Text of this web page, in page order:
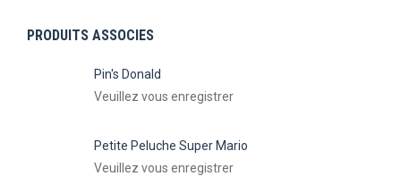
PRODUITS ASSOCIES
Pin's Donald
Veuillez vous enregistrer
Petite Peluche Super Mario
Veuillez vous enregistrer